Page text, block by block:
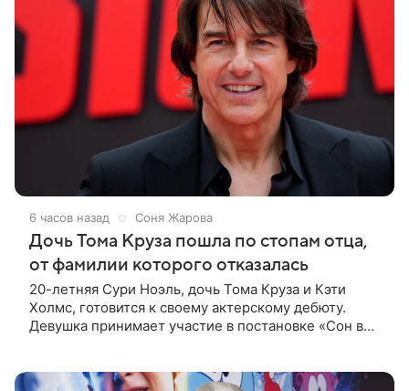
6 часов назад Соня Жарова
Дочь Тома Круза пошла по стопам отца,
от фамилии которого отказалась
20-летняя Сури Ноэль, дочь Тома Круза и Кэти
Холмс, готовится к своему актерскому дебюту.
Девушка принимает участие в постановке «Сон в